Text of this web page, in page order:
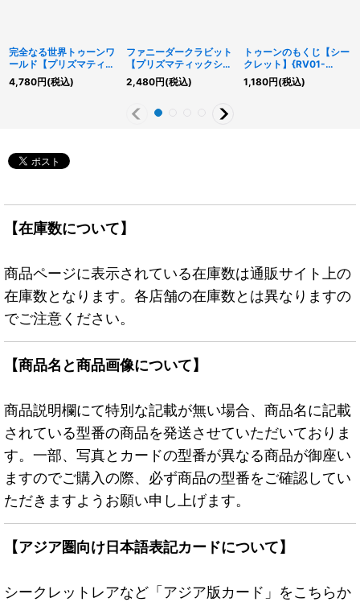
完全なる世界トゥーンワ
ールド【プリズマティッ
クシークレット】
{RV01-JP006}《魔法》
4,780円(税込)
ファニーダークラビット
【プリズマティックシー
クレット】{RV01-
JP001}《モンスター》
2,480円(税込)
トゥーンのもくじ【シー
クレット】{RV01-
JP019}《魔法》
1,180円(税込)
【在庫数について】
商品ページに表示されている在庫数は通販サイト上の
在庫数となります。各店舗の在庫数とは異なりますの
でご注意ください。
【商品名と商品画像について】
商品説明欄にて特別な記載が無い場合、商品名に記載
されている型番の商品を発送させていただいておりま
す。一部、写真とカードの型番が異なる商品が御座い
ますのでご購入の際、必ず商品の型番をご確認してい
ただきますようお願い申し上げます。
【アジア圏向け日本語表記カードについて】
シークレットレアなど「アジア版カード」をこちらか